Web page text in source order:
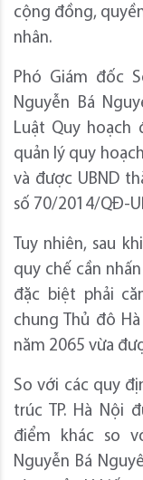
cộng đồng,
nhân.
Phó Giám đốc
Nguyễn Bá
Luật Quy hoạch
quản lý quy
và được UBND
số 70/2014/QĐ-
Tuy nhiên, sau
quy chế cần
đặc biệt phải
chung Thủ đô
năm 2065 vừa
So với các quy
trúc TP. Hà Nội
điểm khác so
Nguyễn Bá